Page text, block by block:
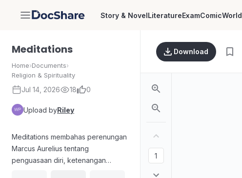
DocShare Story & NovelLiteratureExamComic
Meditations
Home›Documents›
Religion & Spirituality
Jul 14, 2026 18 0
Upload byRiley
Meditations membahas perenungan
Marcus Aurelius tentang
penguasaan diri, ketenangan
Download